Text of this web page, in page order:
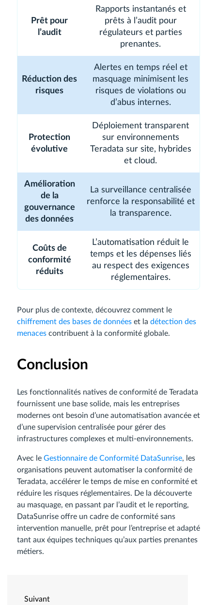
Prêt pour
l’audit
Rapports instantanés et
prêts à l’audit pour
régulateurs et parties
prenantes.
Réduction des
risques
Alertes en temps réel et
masquage minimisent les
risques de violations ou
d’abus internes.
Protection
évolutive
Déploiement transparent
sur environnements
Teradata sur site, hybrides
et cloud.
Amélioration
de la
gouvernance
des données
La surveillance centralisée
renforce la responsabilité et
la transparence.
Coûts de
conformité
réduits
L’automatisation réduit le
temps et les dépenses liés
au respect des exigences
réglementaires.
Pour plus de contexte, découvrez comment le
chiffrement des bases de données et la détection des
menaces contribuent à la conformité globale.
Conclusion
Les fonctionnalités natives de conformité de Teradata
fournissent une base solide, mais les entreprises
modernes ont besoin d’une automatisation avancée et
d’une supervision centralisée pour gérer des
infrastructures complexes et multi-environnements.
Avec le Gestionnaire de Conformité DataSunrise, les
organisations peuvent automatiser la conformité de
Teradata, accélérer le temps de mise en conformité et
réduire les risques réglementaires. De la découverte
au masquage, en passant par l’audit et le reporting,
DataSunrise offre un cadre de conformité sans
intervention manuelle, prêt pour l’entreprise et adapté
tant aux équipes techniques qu’aux parties prenantes
métiers.
Suivant